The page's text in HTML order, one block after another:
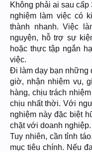
Không phải ai sau
nghiệm làm việc có
thành nhanh. Việc
nguyện, hỗ trợ sự
hoặc thực tập ngắn
việc.
Đi làm dạy bạn những
giờ, nhận nhiệm vụ,
hàng, chịu trách
chịu nhất thời. Với
nghiệm này đặc biệt
chặt với doanh nghiệp.
Tuy nhiên, cần tỉnh
mục tiêu chính. Nếu